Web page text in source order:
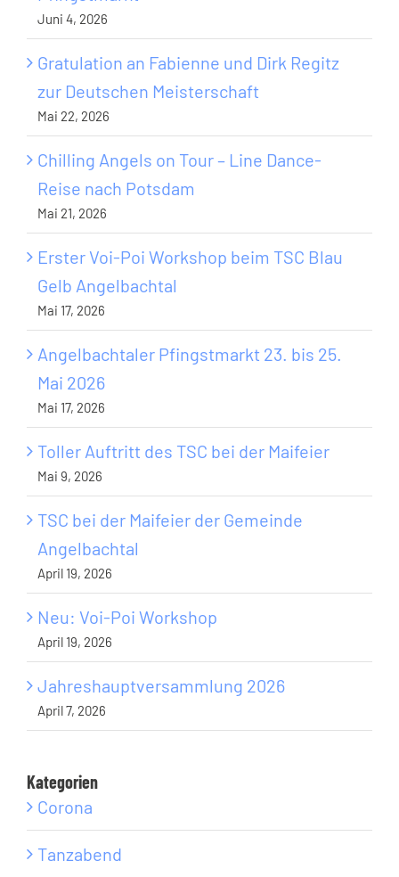
Juni 4, 2026
Gratulation an Fabienne und Dirk Regitz
zur Deutschen Meisterschaft
Mai 22, 2026
Chilling Angels on Tour – Line Dance-
Reise nach Potsdam
Mai 21, 2026
Erster Voi-Poi Workshop beim TSC Blau
Gelb Angelbachtal
Mai 17, 2026
Angelbachtaler Pfingstmarkt 23. bis 25.
Mai 2026
Mai 17, 2026
Toller Auftritt des TSC bei der Maifeier
Mai 9, 2026
TSC bei der Maifeier der Gemeinde
Angelbachtal
April 19, 2026
Neu: Voi-Poi Workshop
April 19, 2026
Jahreshauptversammlung 2026
April 7, 2026
Kategorien
Corona
Tanzabend